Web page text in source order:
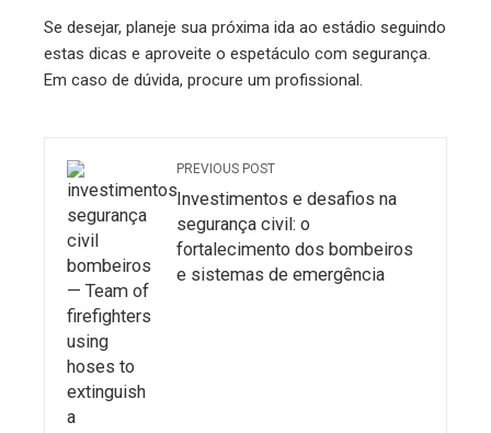
Se desejar, planeje sua próxima ida ao estádio seguindo
estas dicas e aproveite o espetáculo com segurança.
Em caso de dúvida, procure um profissional.
PREVIOUS POST
Investimentos e desafios na
segurança civil: o
fortalecimento dos bombeiros
e sistemas de emergência